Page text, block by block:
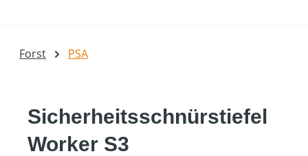
Forst PSA
Sicherheitsschnürstiefel
Worker S3